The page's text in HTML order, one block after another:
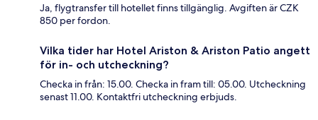
Ja, flygtransfer till hotellet finns tillgänglig. Avgiften är CZK
850 per fordon.
Vilka tider har Hotel Ariston & Ariston Patio angett
för in- och utcheckning?
Checka in från: 15.00. Checka in fram till: 05.00. Utcheckning
senast 11.00. Kontaktfri utcheckning erbjuds.